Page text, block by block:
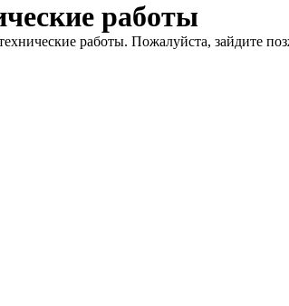
работы
работы. Пожалуйста, зайдите